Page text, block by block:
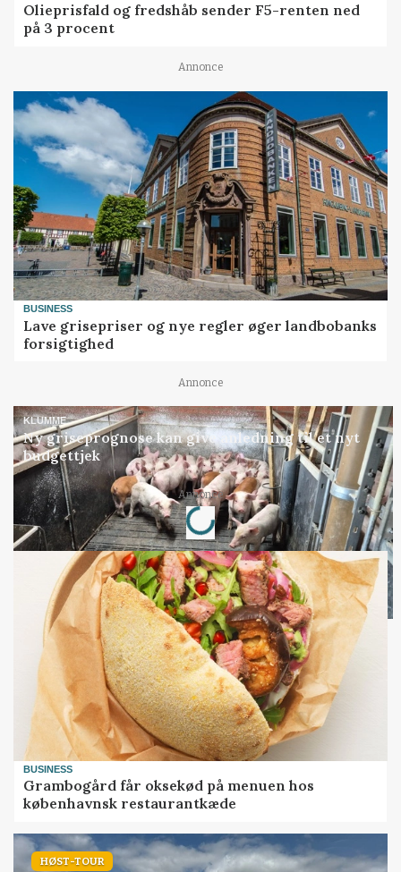
Olieprisfald og fredshåb sender F5-renten ned
på 3 procent
Annonce
BUSINESS
Lave grisepriser og nye regler øger landbobanks
forsigtighed
Annonce
KLUMME
Ny griseprognose kan give anledning til et nyt
budgettjek
Annonce
Loading...
BUSINESS
Grambogård får oksekød på menuen hos
københavnsk restaurantkæde
HØST-TOUR